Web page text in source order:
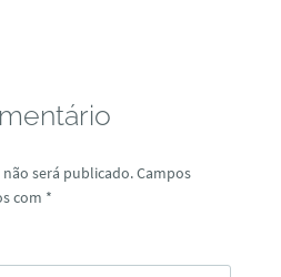
será publicado.Campos
com *